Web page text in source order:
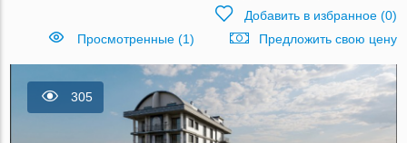
Добавить в избранное(0)
Просмотренные (1)
Предложить свою цену
305